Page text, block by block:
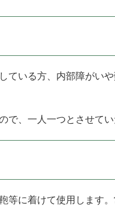
ている方、内部障がい
で、一人一つとさせてい
等に着けて使用します